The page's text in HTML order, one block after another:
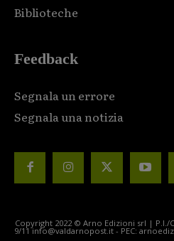
Biblioteche
Feedback
Segnala un errore
Segnala una notizia
Copyright 2022 © Arno Edizioni srl | P.I./
9/11 info@valdarnopost.it - PEC: